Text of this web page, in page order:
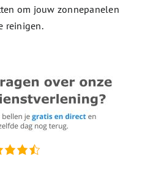
om jouw zonnepanelen
reinigen.